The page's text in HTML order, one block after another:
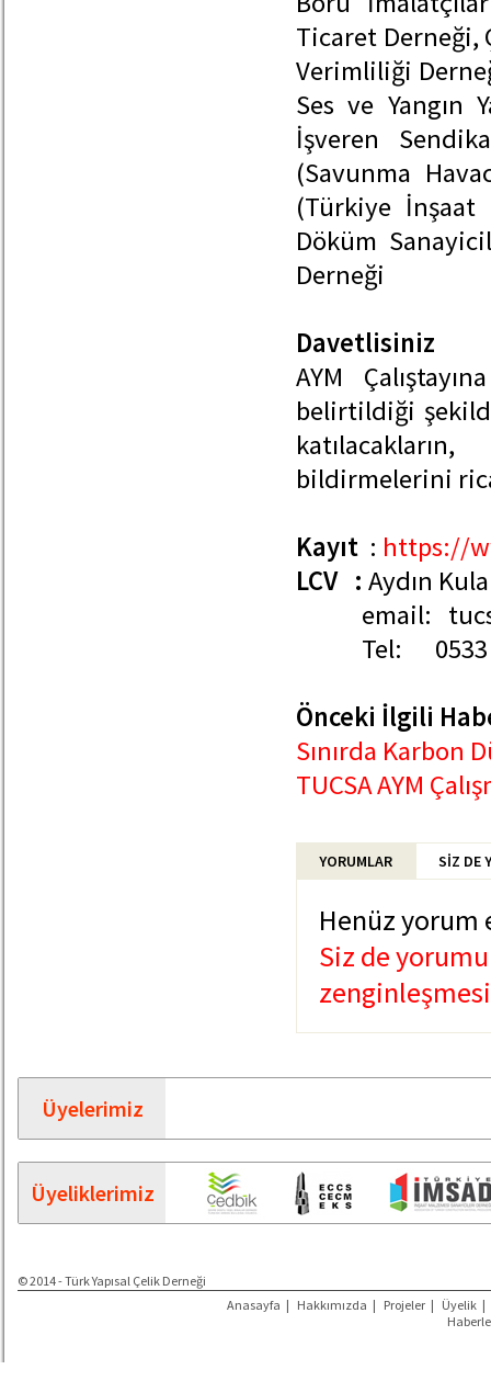
Ticaret Derneği,
Verimliliği
Ses ve Yangın
İşveren
(Savunma
(Türkiye İnşaat
Döküm
Derneği
Davetlisiniz
AYM
belirtildiği
bildirmelerini
Kayıt : https://
LCV : Aydın
email:
Tel: 0533
Önceki İlgili
Sınırda Karbon
TUCSA AYM
YORUMLAR SİZ DE
Henüz
Siz de
Üyelerimiz
Üyeliklerimiz
© 2014 - Türk Yapısal Çelik Derneği
Anasayfa | Hakkımızda | Projeler | Üyelik |